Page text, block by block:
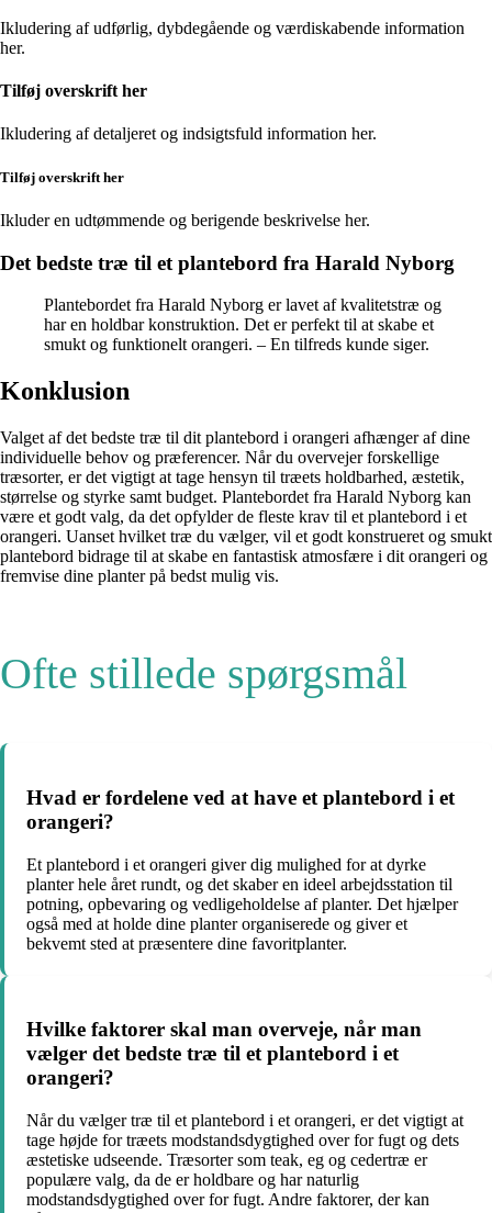
Ikludering af udførlig, dybdegående og værdiskabende information
her.
Tilføj overskrift her
Ikludering af detaljeret og indsigtsfuld information her.
Tilføj overskrift her
Ikluder en udtømmende og berigende beskrivelse her.
Det bedste træ til et plantebord fra Harald Nyborg
Plantebordet fra Harald Nyborg er lavet af kvalitetstræ og
har en holdbar konstruktion. Det er perfekt til at skabe et
smukt og funktionelt orangeri. – En tilfreds kunde siger.
Konklusion
Valget af det bedste træ til dit plantebord i orangeri afhænger af dine
individuelle behov og præferencer. Når du overvejer forskellige
træsorter, er det vigtigt at tage hensyn til træets holdbarhed, æstetik,
størrelse og styrke samt budget. Plantebordet fra Harald Nyborg kan
være et godt valg, da det opfylder de fleste krav til et plantebord i et
orangeri. Uanset hvilket træ du vælger, vil et godt konstrueret og smukt
plantebord bidrage til at skabe en fantastisk atmosfære i dit orangeri og
fremvise dine planter på bedst mulig vis.
Ofte stillede spørgsmål
Hvad er fordelene ved at have et plantebord i et
orangeri?
Et plantebord i et orangeri giver dig mulighed for at dyrke
planter hele året rundt, og det skaber en ideel arbejdsstation til
potning, opbevaring og vedligeholdelse af planter. Det hjælper
også med at holde dine planter organiserede og giver et
bekvemt sted at præsentere dine favoritplanter.
Hvilke faktorer skal man overveje, når man
vælger det bedste træ til et plantebord i et
orangeri?
Når du vælger træ til et plantebord i et orangeri, er det vigtigt at
tage højde for træets modstandsdygtighed over for fugt og dets
æstetiske udseende. Træsorter som teak, eg og cedertræ er
populære valg, da de er holdbare og har naturlig
modstandsdygtighed over for fugt. Andre faktorer, der kan